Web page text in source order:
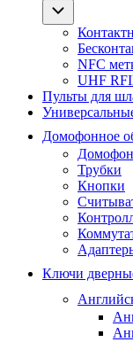
NFC
UHF
Пульты для
Домофонное
Трубки
Кнопки
Ключи